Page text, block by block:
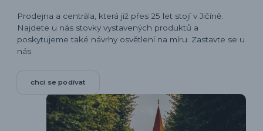
Prodejna a centrála, která již přes 25 let stojí v Jičíně.
Najdete u nás stovky vystavených produktů a
poskytujeme také návrhy osvětlení na míru. Zastavte se u
nás.
chci se podívat